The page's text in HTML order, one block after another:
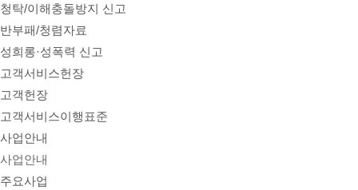
청탁/이해충돌방지 신고
반부패/청렴자료
성희롱·성폭력 신고
고객서비스헌장
고객헌장
고객서비스이행표준
사업안내
사업안내
주요사업